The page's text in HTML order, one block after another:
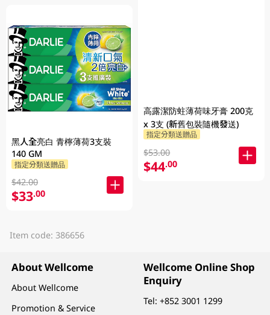
黑人全亮白 青檸薄荷3支裝
140 GM
指定分類送贈品
$42.00
$33.00
高露潔防蛀薄荷味牙膏 200克
x 3支 (新舊包裝隨機發送)
指定分類送贈品
$53.00
$44.00
Item code: 386656
About Wellcome
About Wellcome
Promotion & Service
Wellcome Online Shop
Enquiry
Tel:+852 3001 1299